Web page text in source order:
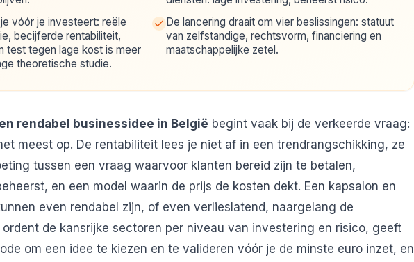
vóór je investeert: reële
becijferde rentabiliteit,
test tegen lage kost is meer
theoretische studie.
De lancering draait om vier beslissingen: statuut
van zelfstandige, rechtsvorm, financiering en
maatschappelijke zetel.
rendabel businessidee in België begint vaak bij de verkeerde vraag:
meest op. De rentabiliteit lees je niet af in een trendrangschikking, ze
tussen een vraag waarvoor klanten bereid zijn te betalen,
en een model waarin de prijs de kosten dekt. Een kapsalon en
even rendabel zijn, of even verlieslatend, naargelang de
de kansrijke sectoren per niveau van investering en risico, geeft
om een idee te kiezen en te valideren vóór je de minste euro inzet, en